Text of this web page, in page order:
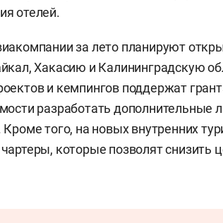
отелей.
за лето планируют
Хакасию и Калининградскую
и кемпингов поддержат
разработать дополнительные
того, на новых внутренних
которые позволят снизить